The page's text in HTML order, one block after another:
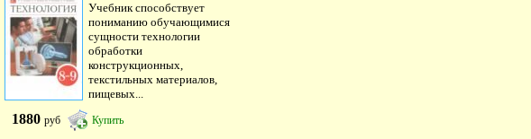
Учебник способствует
пониманию обучающимися
сущности технологии
обработки
конструкционных,
текстильных материалов,
пищевых...
1880руб Купить